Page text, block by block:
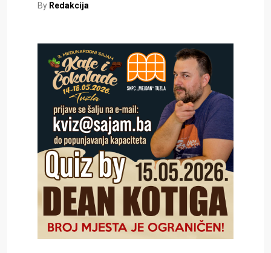
By Redakcija